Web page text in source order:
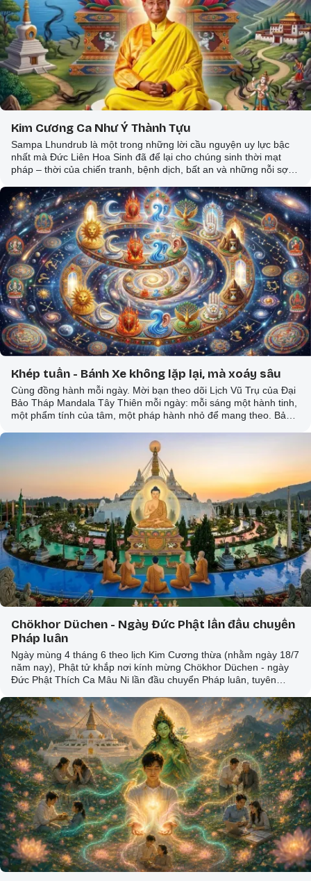
Kim Cương Ca Như Ý Thành Tựu
Sampa Lhundrub là một trong những lời cầu nguyện uy lực bậc
nhất mà Đức Liên Hoa Sinh đã để lại cho chúng sinh thời mạt
pháp – thời của chiến tranh, bệnh dịch, bất an và những nỗi sợ
Ngài với niềm tin không nghi ngờ, tâm nguyện chân chính của
người ấy sẽ tự nhiên thành tựu – không phải bằng nỗ lực gắng
gượng, mà tự nhiên như trái chín rụng xuống.
Khép tuần - Bánh Xe không lặp lại, mà xoáy sâu
Cùng đồng hành mỗi ngày. Mời bạn theo dõi Lịch Vũ Trụ của Đại
Bảo Tháp Mandala Tây Thiên mỗi ngày: mỗi sáng một hành tinh,
một phẩm tính của tâm, một pháp hành nhỏ để mang theo. Bảy
đường. Nguyện mỗi ngày bạn sống đều trở thành một cánh cửa
Chökhor Düchen - Ngày Đức Phật lần đầu chuyển
Pháp luân
Ngày mùng 4 tháng 6 theo lịch Kim Cương thừa (nhằm ngày 18/7
năm nay), Phật tử khắp nơi kính mừng Chökhor Düchen - ngày
Đức Phật Thích Ca Mâu Ni lần đầu chuyển Pháp luân, tuyên
giáo pháp giải thoát.